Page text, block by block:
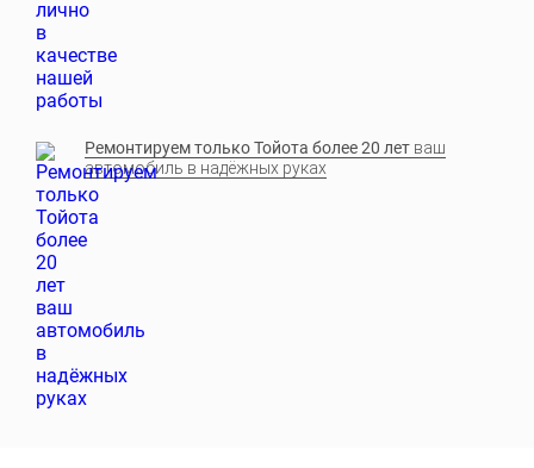
Ремонтируем только Тойота более 20 лет ваш
автомобиль в надёжных руках